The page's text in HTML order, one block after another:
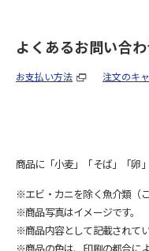
よくあるお問い合
お支払い方法 注文のキ
商品に「小麦」「そば」「卵
※エビ・カニを除く魚介類（
※商品写真はイメージです。
※商品内容として記載されて